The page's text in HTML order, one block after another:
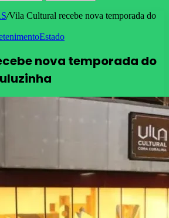
/Vila Cultural recebe nova temporada do
Estado
nova temporada do